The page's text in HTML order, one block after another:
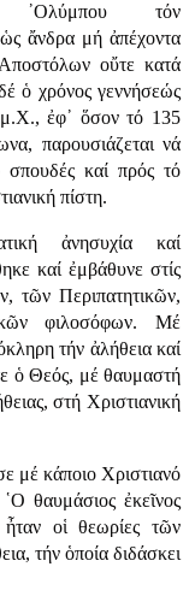
᾿Ολύμπου τόν
ἄνδρα μή ἀπέχοντα
οὔτε κατά
ὁ χρόνος γεννήσεώς
μ.Χ., ἐφ᾿ ὅσον τό 135
παρουσιάζεται νά
σπουδές καί πρός τό
πίστη.
ἀνησυχία καί
καί ἐμβάθυνε στίς
τῶν Περιπατητικῶν,
φιλοσόφων. Μέ
τήν ἀλήθεια καί
ὁ Θεός, μέ θαυμαστή
στή Χριστιανική
μέ κάποιο Χριστιανό
θαυμάσιος ἐκεῖνος
οἱ θεωρίες τῶν
τήν ὁποία διδάσκει